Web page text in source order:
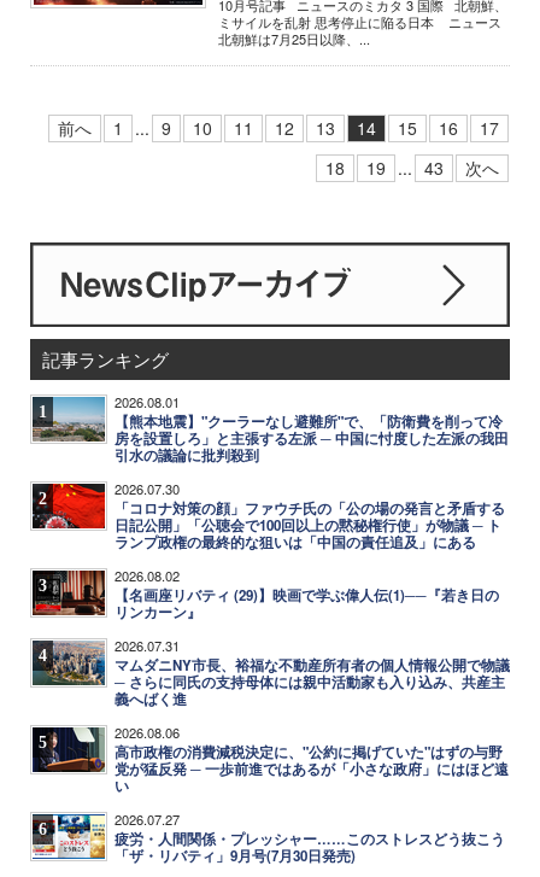
10月号記事 ニュースのミカタ 3 国際 北朝鮮、
ミサイルを乱射 思考停止に陥る日本 ニュース
北朝鮮は7月25日以降、...
前へ 1 ... 9 10 11 12 13 14 15 16
17
18
19 ... 43 次へ
記事ランキング
1 2026.08.01
【熊本地震】"クーラーなし避難所"で、「防衛費を削って冷
房を設置しろ」と主張する左派 ─ 中国に忖度した左派の我田
引水の議論に批判殺到
2 2026.07.30
「コロナ対策の顔」ファウチ氏の「公の場の発言と矛盾する
日記公開」「公聴会で100回以上の黙秘権行使」が物議 ─ ト
ランプ政権の最終的な狙いは「中国の責任追及」にある
3 2026.08.02
【名画座リバティ (29)】映画で学ぶ偉人伝(1)──『若き日の
リンカーン』
4 2026.07.31
マムダニNY市長、裕福な不動産所有者の個人情報公開で物議
─ さらに同氏の支持母体には親中活動家も入り込み、共産主
義へばく進
5 2026.08.06
高市政権の消費減税決定に、"公約に掲げていた"はずの与野
党が猛反発 ─ 一歩前進ではあるが「小さな政府」にはほど遠
い
6 2026.07.27
疲労・人間関係・プレッシャー……このストレスどう抜こう
「ザ・リバティ」9月号(7月30日発売)